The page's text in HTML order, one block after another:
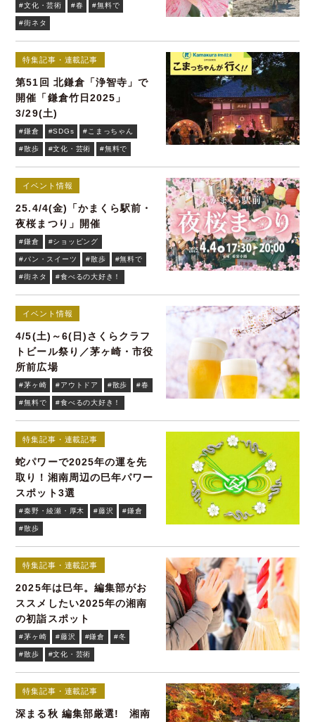
#文化・芸術 #春 #無料で
#街ネタ
特集記事・連載記事
第51回 北鎌倉「浄智寺」で
開催「鎌倉竹日2025」
3/29(土)
#鎌倉 #SDGs #こまっちゃん
#散歩 #文化・芸術 #無料で
イベント情報
25.4/4(金)「かまくら駅前・
夜桜まつり」開催
#鎌倉 #ショッピング
#パン・スイーツ #散歩 #無料で
#街ネタ #食べるの大好き！
イベント情報
4/5(土)～6(日)さくらクラフ
トビール祭り／茅ヶ崎・市役
所前広場
#茅ヶ崎 #アウトドア #散歩 #春
#無料で #食べるの大好き！
特集記事・連載記事
蛇パワーで2025年の運を先
取り！湘南周辺の巳年パワー
スポット3選
#秦野・綾瀬・厚木 #藤沢 #鎌倉
#散歩
特集記事・連載記事
2025年は巳年。編集部がお
ススメしたい2025年の湘南
の初詣スポット
#茅ヶ崎 #藤沢 #鎌倉 #冬
#散歩 #文化・芸術
特集記事・連載記事
深まる秋 編集部厳選! 湘南